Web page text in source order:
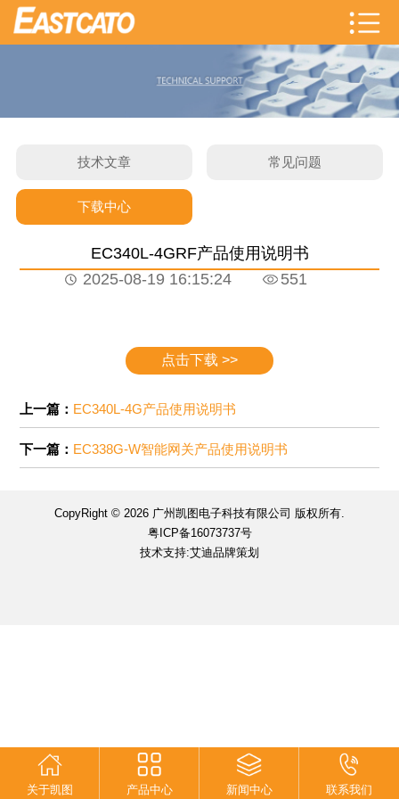
技术文章 常见问题
下载中心
EC340L-4GRF产品使用说明书
2025-08-19 16:15:24
551
点击下载 >>
上一篇： EC340L-4G产品使用说明书
下一篇： EC338G-W智能网关产品使用说明书
CopyRight © 2026 广州凯图电子科技有限公司 版权所有.
粤ICP备16073737号
技术支持:艾迪品牌策划
关于凯图 产品中心 新闻中心 联系我们